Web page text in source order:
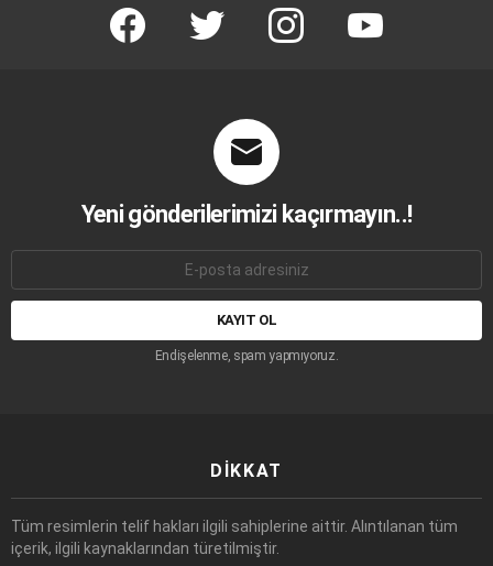
facebook twitter instagram youtube
Yeni gönderilerimizi kaçırmayın..!
adresi:
Endişelenme, spam yapmıyoruz.
DIKKAT
Tüm resimlerin telif hakları ilgili sahiplerine aittir. Alıntılanan tüm
içerik, ilgili kaynaklarından türetilmiştir.